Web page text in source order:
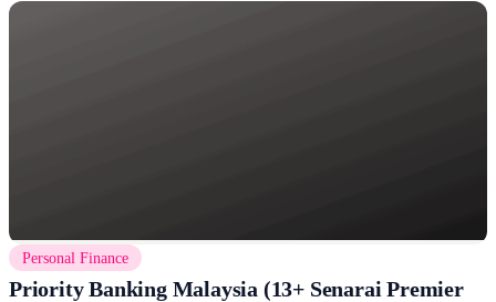
Personal Finance
Priority Banking Malaysia (13+ Senarai Premier